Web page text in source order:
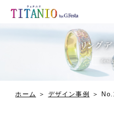
リング
ホーム ＞ デザイン事例 ＞